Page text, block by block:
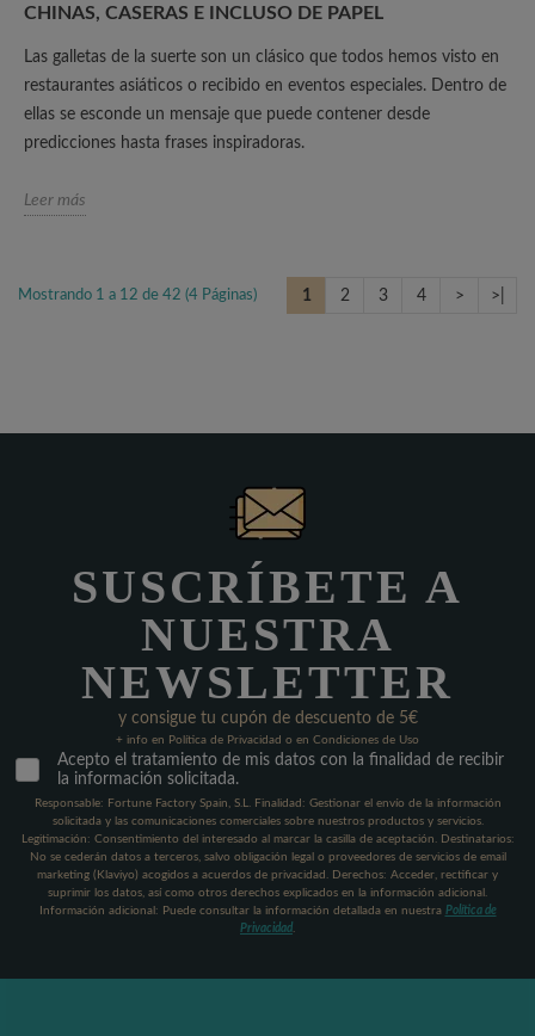
CHINAS, CASERAS E INCLUSO DE PAPEL
Las galletas de la suerte son un clásico que todos hemos visto en
restaurantes asiáticos o recibido en eventos especiales. Dentro de
ellas se esconde un mensaje que puede contener desde
predicciones hasta frases inspiradoras.
Leer más
1 2 3 4 > >|
Mostrando 1 a 12 de 42 (4 Páginas)
SUSCRÍBETE A
NUESTRA
NEWSLETTER
y consigue tu cupón de descuento de 5€
+ info en Política de Privacidad o en Condiciones de Uso
Acepto el tratamiento de mis datos con la finalidad de recibir
la información solicitada.
Responsable: Fortune Factory Spain, S.L. Finalidad: Gestionar el envío de la información
solicitada y las comunicaciones comerciales sobre nuestros productos y servicios.
Legitimación: Consentimiento del interesado al marcar la casilla de aceptación. Destinatarios:
No se cederán datos a terceros, salvo obligación legal o proveedores de servicios de email
marketing (Klaviyo) acogidos a acuerdos de privacidad. Derechos: Acceder, rectificar y
suprimir los datos, así como otros derechos explicados en la información adicional.
Información adicional: Puede consultar la información detallada en nuestra Política de
Privacidad.